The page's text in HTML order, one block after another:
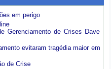
em perigo
Gerenciamento de Crises Dave
evitaram tragédia maior em
de Crise